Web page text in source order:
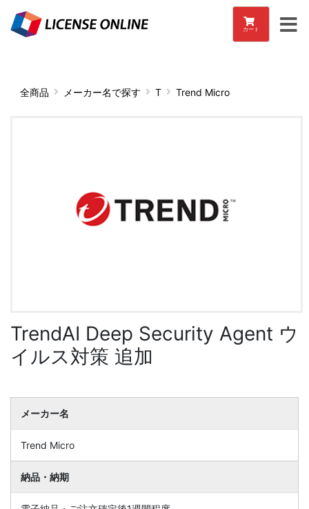
カート
全商品 メーカー名で探す T Trend Micro
TrendAI Deep Security Agent ウ
イルス対策 追加
メーカー名
Trend Micro
納品・納期